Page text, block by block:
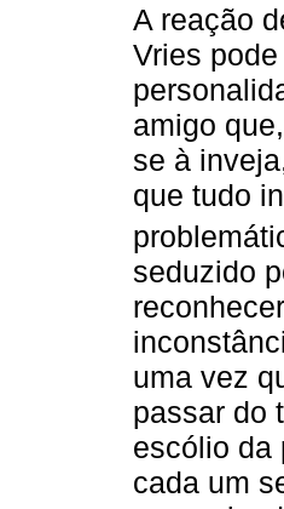
A reação
Vries
amigo
se à
que tudo
seduzido
uma vez
passar do
escólio da
cada um